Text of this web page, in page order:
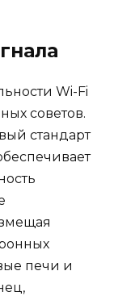
Wi-Fi
советов.
стандарт
печи и